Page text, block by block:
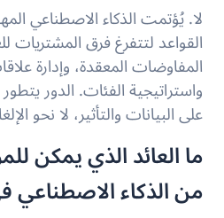
لا. يُؤتمت الذكاء الاصطناعي
القواعد لتتفرغ فرق المشتريات
المفاوضات المعقدة، وإدارة
واستراتيجية الفئات. الدور
على البيانات والتأثير، لا نحو
ما العائد الذي يمكن
من الذكاء